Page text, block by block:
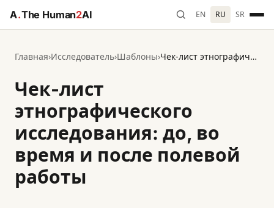
A.The Human2AI EN RU SR
Главная›Исследователь›Шаблоны› Чек-лист этнографического исследования: до, во время и после полевой работы
Чек-лист
этнографического
исследования: до, во
время и после полевой
работы